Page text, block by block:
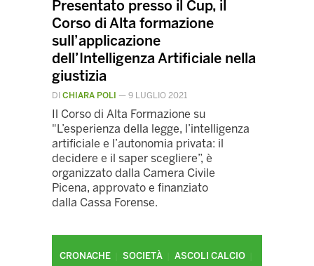
Presentato presso il Cup, il
Corso di Alta formazione
sull’applicazione
dell’Intelligenza Artificiale nella
giustizia
DI CHIARA POLI — 9 LUGLIO 2021
Il Corso di Alta Formazione su
"L’esperienza della legge, l’intelligenza
artificiale e l’autonomia privata: il
decidere e il saper scegliere”, è
organizzato dalla Camera Civile
Picena, approvato e finanziato
dalla Cassa Forense.
CRONACHE SOCIETÀ
ASCOLI CALCIO